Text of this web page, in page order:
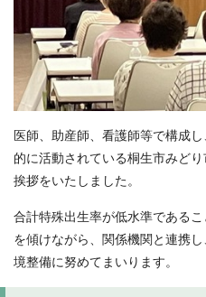
医師、助産師、看護師等で構成
的に活動されている桐生市みど
挨拶をいたしました。
合計特殊出生率が低水準である
を傾けながら、関係機関と連携
境整備に努めてまいります。